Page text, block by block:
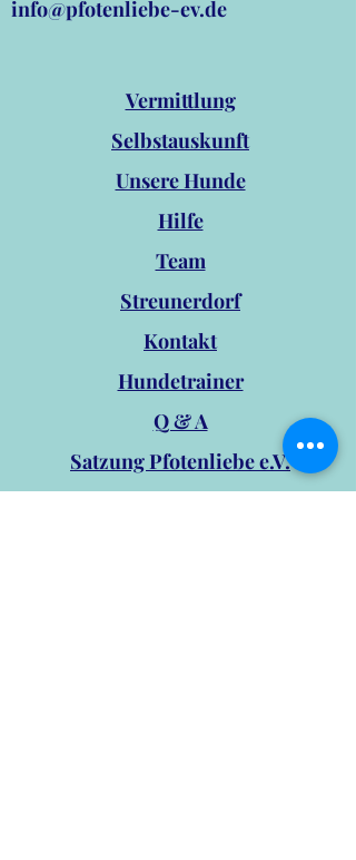
info@pfotenliebe-ev.de
Vermittlung
Selbstauskunft
Unsere Hunde
Hilfe
Team
Streunerdorf
Kontakt
Hundetrainer
Q & A
Satzung Pfotenliebe e.V.